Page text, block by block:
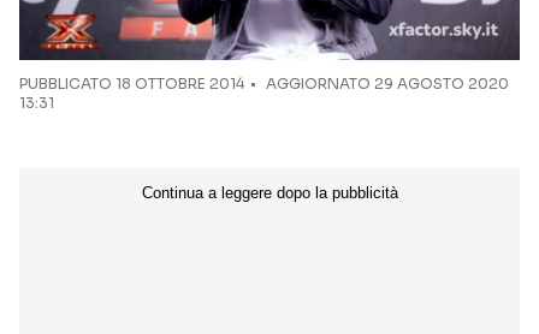
PUBBLICATO 18 OTTOBRE 2014
AGGIORNATO 29 AGOSTO 2020
13:31